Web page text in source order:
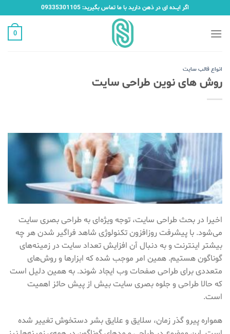
to
content
اگر ایـــده ای در ذهن دارید با ما تماس بگیرید: 09335301105
0
انواع قالب سایت
روش های نوین طراحی سایت
اخیرا در بحث طراحی سایت، توجه ویژه‌ای به طراحی بصری سایت
می‌شود. با پیشرفت روزافزون تکنولوژی شاهد فراگیر شدن هر چه
بیشتر اینترنت و به دنبال آن افزایش تعداد سایت در زمینه‌های
گوناگون هستیم. همین امر موجب شده که ابزارها و روش‌های
متعددی برای طراحی صفحات وب ایجاد شوند. به همین دلیل است
که حالا طراحی و جلوه بصری سایت بیش از پیش حائز اهمیت
است.
همواره پیرو گذر زمان، سلایق و علایق بشر دستخوش تغییر شده